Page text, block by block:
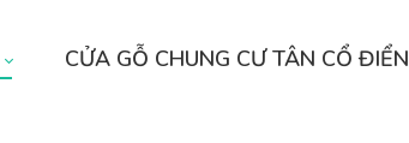
CỬA GỖ CHUNG CƯ TÂN CỔ ĐIỂN